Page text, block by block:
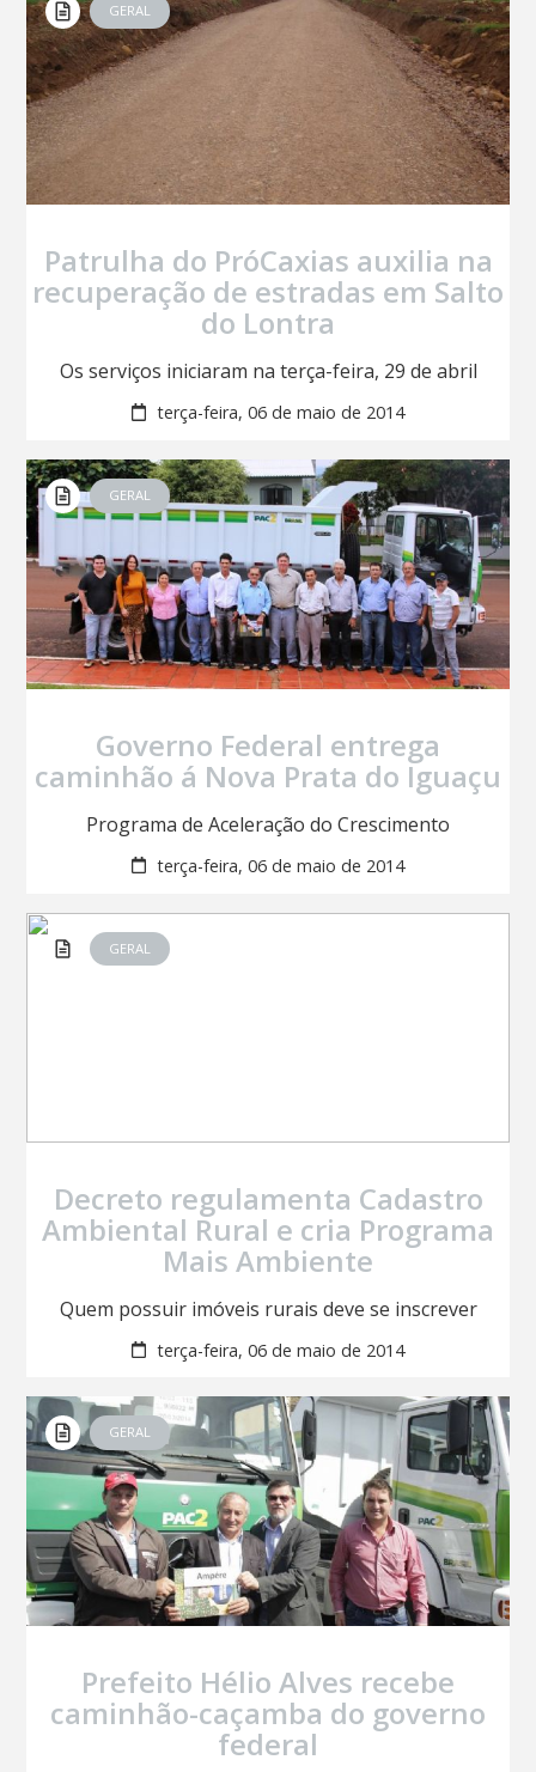
GERAL
Patrulha do PróCaxias auxilia na
recuperação de estradas em Salto
do Lontra
Os serviços iniciaram na terça-feira, 29 de abril
terça-feira, 06 de maio de 2014
GERAL
Governo Federal entrega
caminhão á Nova Prata do Iguaçu
Programa de Aceleração do Crescimento
terça-feira, 06 de maio de 2014
GERAL
Decreto regulamenta Cadastro
Ambiental Rural e cria Programa
Mais Ambiente
Quem possuir imóveis rurais deve se inscrever
terça-feira, 06 de maio de 2014
GERAL
Prefeito Hélio Alves recebe
caminhão-caçamba do governo
federal